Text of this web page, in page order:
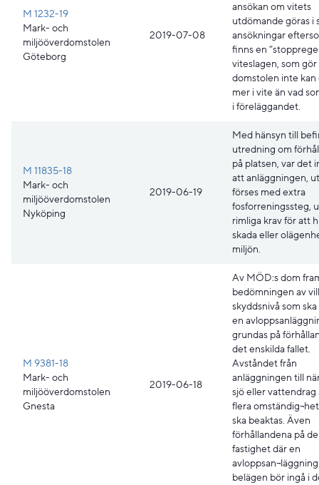
M 1232-19
Mark- och
miljööverdomstolen
Göteborg
2019-07-08
ansökan om vitets
utdömande göras i
ansökningar
finns en
viteslagen, som
domstolen inte kan
mer i vite än vad
i föreläggandet.
M 11835-18
Mark- och
miljööverdomstolen
Nyköping
2019-06-19
Med hänsyn till
utredning om
på platsen, var det
att anläggningen,
förses med extra
fosforreningssteg,
rimliga krav för att
skada eller
miljön.
M 9381-18
Mark- och
miljööverdomstolen
Gnesta
2019-06-18
Av MÖD:s dom
bedömningen av
skyddsnivå som
en
grundas på
det enskilda fallet.
Avståndet från
anläggningen till
sjö eller vattendrag
flera
ska beaktas. Även
förhållandena på
fastighet där en
belägen bör ingå i